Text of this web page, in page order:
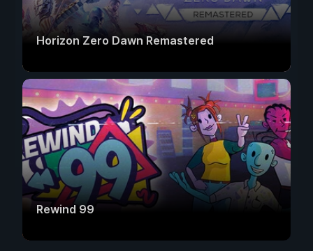
Horizon Zero Dawn Remastered
Rewind 99